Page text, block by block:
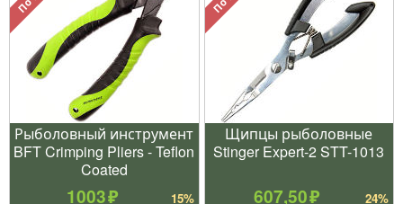
Рыболовный инструмент
BFT Crimping Pliers - Teflon
Coated
1003 15%
Щипцы рыболовные
Stinger Expert-2 STT-1013
607,50 24%